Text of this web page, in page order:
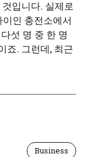
입니다. 실제로
인 충전소에서
섯 명 중 한 명
죠. 그런데, 최근
Business